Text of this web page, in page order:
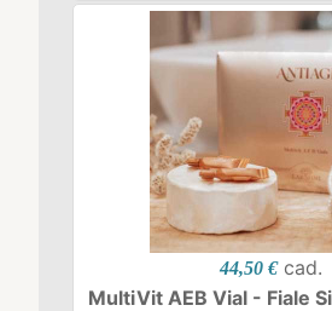
44,50 € cad.
MultiVit AEB Vial - Fiale